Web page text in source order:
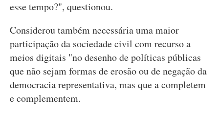
esse tempo?", questionou.
Considerou também necessária uma maior
participação da sociedade civil com recurso a
meios digitais "no desenho de políticas públicas
que não sejam formas de erosão ou de negação da
democracia representativa, mas que a completem
e complementem.